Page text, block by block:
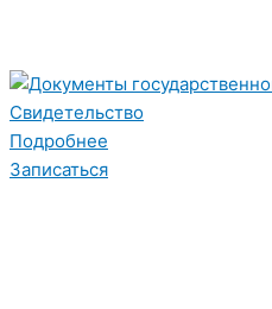
Свидетельство
Подробнее
Записаться